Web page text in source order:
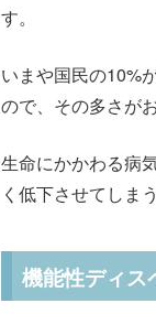
す。
いまや国民の10%
ので、その多さが
生命にかかわる病
く低下させてしま
機能性ディス